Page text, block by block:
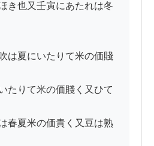
き也又壬寅にあたれは冬
は夏にいたりて米の価賤
たりて米の価賤く又ひて
春夏米の価貴く又豆は熟